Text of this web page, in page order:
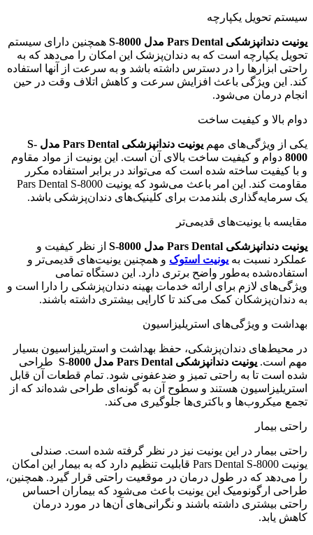
سیستم تحویل یکپارچه
یونیت دندانپزشکی Pars Dental مدل S-8000 همچنین دارای سیستم
تحویل یکپارچه است که به دندان‌پزشک این امکان را می‌دهد که به
راحتی ابزارها را در دسترس داشته باشد و به سرعت از آنها استفاده
کند. این ویژگی باعث افزایش سرعت و کاهش اتلاف وقت در حین
انجام درمان می‌شود.
دوام بالا و کیفیت ساخت
یکی از ویژگی‌های مهم یونیت دندانپزشکی Pars Dental مدل S-
8000 دوام و کیفیت ساخت بالای آن است. این یونیت از مواد مقاوم
و با کیفیت ساخته شده است که می‌تواند در برابر استفاده مکرر
مقاومت کند. این امر باعث می‌شود که یونیت Pars Dental S-8000
یک سرمایه‌گذاری بلندمدت برای کلینیک‌های دندان‌پزشکی باشد.
مقایسه با یونیت‌های قدیمی‌تر
یونیت دندانپزشکی Pars Dental مدل S-8000 از نظر کیفیت و
عملکرد نسبت به یونیت استوک و همچنین یونیت‌های قدیمی‌تر و
استفاده‌شده به‌طور واضح برتری دارد. این دستگاه تمامی
ویژگی‌های لازم برای ارائه خدمات بهینه دندان‌پزشکی را دارا است و
به دندان‌پزشکان کمک می‌کند تا کارایی بیشتری داشته باشند.
بهداشت و ویژگی‌های استریلیزاسیون
در محیط‌های دندان‌پزشکی، حفظ بهداشت و استریلیزاسیون بسیار
مهم است. یونیت دندانپزشکی Pars Dental مدل S-8000
طراحی
شده است تا به راحتی تمیز و ضدعفونی شود. تمام قطعات آن قابل
استریلیزاسیون هستند و سطوح آن به گونه‌ای طراحی شده‌اند که از
تجمع میکروب‌ها و باکتری‌ها جلوگیری می‌کند.
راحتی بیمار
راحتی بیمار در این یونیت نیز در نظر گرفته شده است. صندلی
یونیت Pars Dental S-8000 قابلیت تنظیم دارد که به بیمار این امکان
را می‌دهد که در طول درمان در موقعیت راحتی قرار گیرد. همچنین،
طراحی ارگونومیک این یونیت باعث می‌شود که بیماران احساس
راحتی بیشتری داشته باشند و نگرانی‌های آن‌ها در مورد درمان
کاهش یابد.